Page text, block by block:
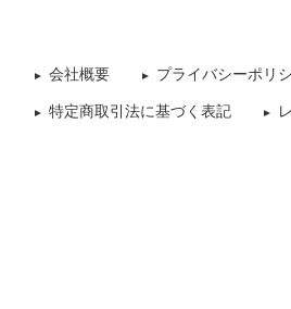
会社概要 プライバシーポリ
特定商取引法に基づく表記